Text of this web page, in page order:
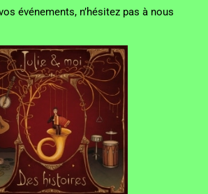
événements, n’hésitez pas à nous